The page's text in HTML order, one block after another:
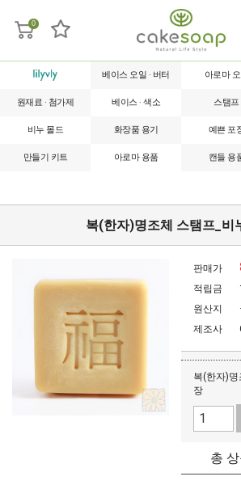
0
베이스 오일 · 버터 아로마
원재료 · 첨가제 베이스 · 색소 스탬프
비누 몰드 화장품 용기 예쁜 포
만들기 키트 아로마 용품 캔들 용
복(한자)명조체 스탬프_비
판매가
적립금
원산지
제조사
복(한자)명
장
총